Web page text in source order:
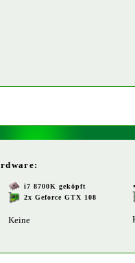
i7 8700K geköpft
2x Geforce GTX 108
Keine